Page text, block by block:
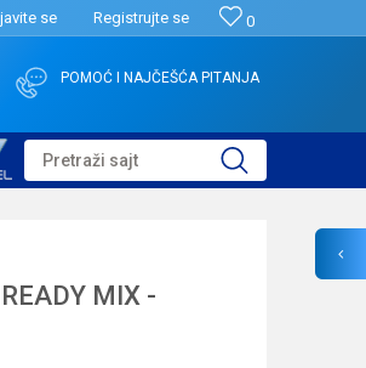
0
se Registrujte se
POMOĆ I NAJČEŠĆA PITANJA
Pretraži sajt
MIX -